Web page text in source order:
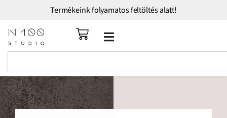
Termékeink folyamatos feltöltés alatt!